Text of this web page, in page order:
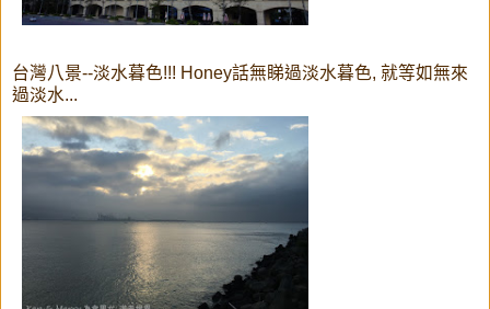
台灣八景--淡水暮色!!! Honey話無睇過淡水暮色, 就等如無來
過淡水...